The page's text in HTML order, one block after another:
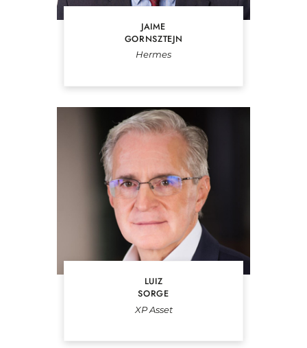
JAIME
GORNSZTEJN
Hermes
LUIZ
SORGE
XP Asset